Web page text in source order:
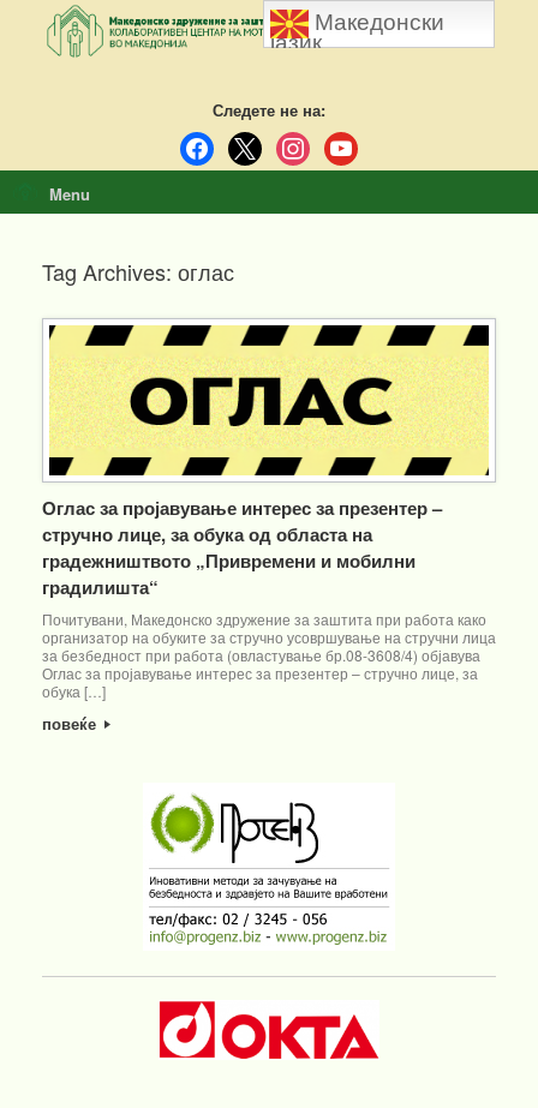
content
Следете не на:
facebook
x instagramyoutube
Menu
Tag Archives: оглас
Оглас за пројавување интерес за презентер –
стручно лице, за обука од областа на
градежништвото „Привремени и мобилни
градилишта“
Почитувани, Македонско здружение за заштита при работа како
организатор на обуките за стручно усовршување на стручни лица
за безбедност при работа (овластување бр.08-3608/4) објавува
Оглас за пројавување интерес за презентер – стручно лице, за
обука […]
повеќе
Македонски
јазик